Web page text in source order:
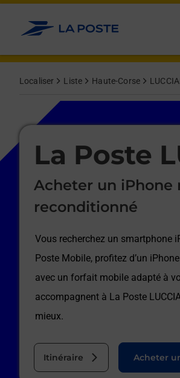
Allez au contenu
Localiser Liste Haute-Corse
La Poste
Acheter un iPhone
reconditionné
Vous recherchez un smartphone
Poste Mobile, profitez d’un
avec un forfait mobile adapté à
accompagnent à La Poste
mieux.
Itinéraire
Le lien s'ouvre dans un nouvel
Acheter
Le lien s'ouvre dans un nouvel onglet
Afficher ou masquer la réponse
Afficher ou masquer la réponse
Afficher ou masquer la réponse
Afficher ou masquer la réponse
Afficher ou masquer la réponse
Afficher ou masquer la réponse